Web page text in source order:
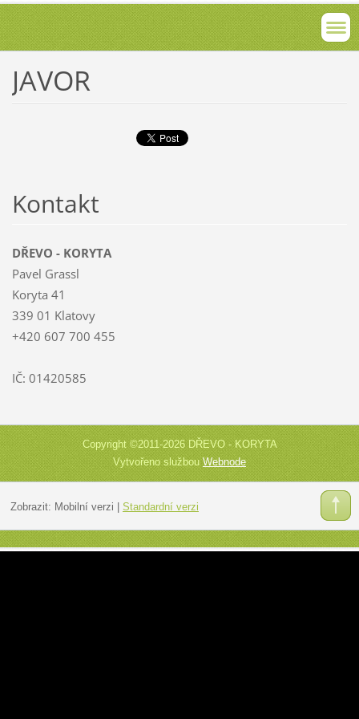
JAVOR
Kontakt
DŘEVO - KORYTA
Pavel Grassl
Koryta 41
339 01 Klatovy
+420 607 700 455
IČ: 01420585
Copyright ©2011-2026 DŘEVO - KORYTA
Vytvořeno službouWebnode
Zobrazit: Mobilní verzi | Standardní verzi